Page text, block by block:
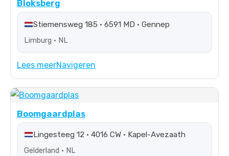
Bloksberg
Stiemensweg 185 • 6591 MD • Gennep
Limburg • NL
Lees meerNavigeren
Boomgaardplas
Lingesteeg 12 • 4016 CW • Kapel-Avezaath
Gelderland • NL